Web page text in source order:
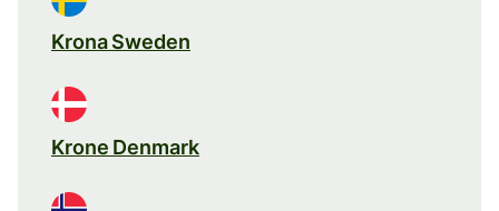
Krona Sweden
Krone Denmark